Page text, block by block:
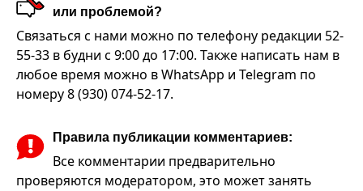
или проблемой?
Связаться с нами можно по телефону редакции 52-
55-33 в будни с 9:00 до 17:00. Также написать нам в
любое время можно в WhatsApp и Telegram по
номеру 8 (930) 074-52-17.
Правила публикации комментариев:
Все комментарии предварительно
проверяются модератором, это может занять